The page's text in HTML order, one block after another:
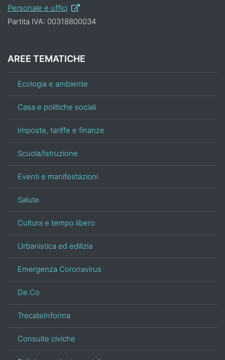
Personale e uffici
Partita IVA: 00318800034
AREE TEMATICHE
Ecologia e ambiente
Casa e politiche sociali
Imposte, tariffe e finanze
Scuola/Istruzione
Eventi e manifestazioni
Salute
Cultura e tempo libero
Urbanistica ed edilizia
Emergenza Coronavirus
De.Co
TrecateInforma
Consulte civiche